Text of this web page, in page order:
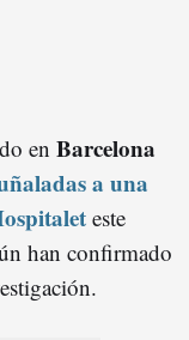
en Barcelona
a una
este
han confirmado